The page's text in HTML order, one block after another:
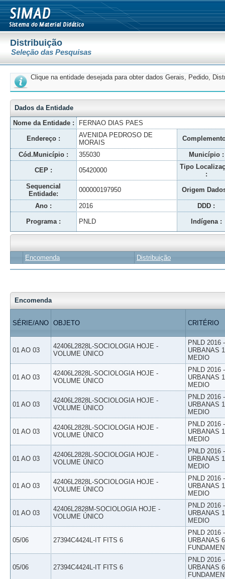
Distribuição
Seleção das Pesquisas
Clique na entidade desejada para obter dados Gerais, Pedido,
Dados da Entidade
Nome da Entidade :
FERNAO DIAS PAES
Endereço :
AVENIDA PEDROSO DE
MORAIS
Cód.Município : 355030 Município :
CEP : 05420000
Tipo
:
Sequencial
Entidade:
000000197950 Origem
Ano : 2016 DDD :
Programa : PNLD Indígena :
Encomenda Distribuição
Encomenda
SÉRIE/ANO OBJETO CRITÉRIO
01 AO 03
42406L2828L-SOCIOLOGIA HOJE -
VOLUME ÚNICO
PNLD 2016
URBANAS
MEDIO
01 AO 03
42406L2828L-SOCIOLOGIA HOJE -
VOLUME ÚNICO
PNLD 2016
URBANAS
MEDIO
01 AO 03
42406L2828L-SOCIOLOGIA HOJE -
VOLUME ÚNICO
PNLD 2016
URBANAS
MEDIO
01 AO 03
42406L2828L-SOCIOLOGIA HOJE -
VOLUME ÚNICO
PNLD 2016
URBANAS
MEDIO
01 AO 03
42406L2828L-SOCIOLOGIA HOJE -
VOLUME ÚNICO
PNLD 2016
URBANAS
MEDIO
01 AO 03
42406L2828L-SOCIOLOGIA HOJE -
VOLUME ÚNICO
PNLD 2016
URBANAS
MEDIO
01 AO 03
42406L2828M-SOCIOLOGIA HOJE -
VOLUME ÚNICO
PNLD 2016
URBANAS
MEDIO
05/06 27394C4424L-IT FITS 6
PNLD 2016
URBANAS
05/06 27394C4424L-IT FITS 6
PNLD 2016
URBANAS